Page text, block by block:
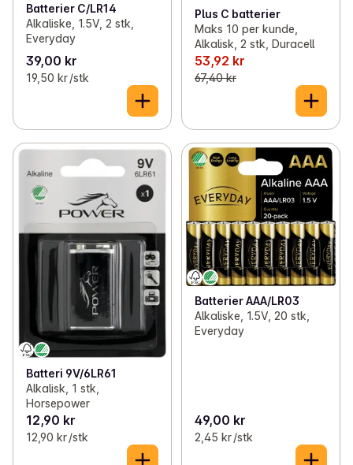
Batterier C/LR14
Alkaliske, 1.5V, 2 stk,
Everyday
39,00 kr
19,50 kr /stk
Plus C batterier
Maks 10 per kunde,
Alkalisk, 2 stk, Duracell
53,92 kr
67,40 kr
Batteri 9V/6LR61
Alkalisk, 1 stk,
Horsepower
12,90 kr
12,90 kr /stk
Batterier AAA/LR03
Alkaliske, 1.5V, 20 stk,
Everyday
49,00 kr
2,45 kr /stk